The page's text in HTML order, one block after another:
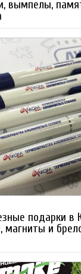
вымпелы,
подарки в
магниты и